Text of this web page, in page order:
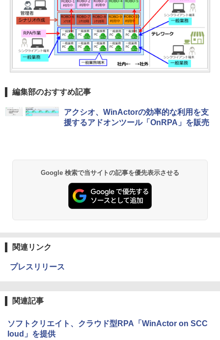
編集部のおすすめ記事
アクシオ、WinActorの効率的な利用を支
援するアドオンツール「OnRPA」を販売
Google 検索で当サイトの記事を優先表示させる
関連リンク
プレスリリース
関連記事
ソフトクリエイト、クラウド型RPA「WinActor on SCC
loud」を提供